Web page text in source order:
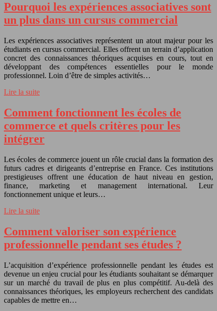
Pourquoi les expériences associatives sont
un plus dans un cursus commercial
Les expériences associatives représentent un atout majeur pour les
étudiants en cursus commercial. Elles offrent un terrain d’application
concret des connaissances théoriques acquises en cours, tout en
développant des compétences essentielles pour le monde
professionnel. Loin d’être de simples activités…
Lire la suite
Comment fonctionnent les écoles de
commerce et quels critères pour les
intégrer
Les écoles de commerce jouent un rôle crucial dans la formation des
futurs cadres et dirigeants d’entreprise en France. Ces institutions
prestigieuses offrent une éducation de haut niveau en gestion,
finance, marketing et management international. Leur
fonctionnement unique et leurs…
Lire la suite
Comment valoriser son expérience
professionnelle pendant ses études ?
L’acquisition d’expérience professionnelle pendant les études est
devenue un enjeu crucial pour les étudiants souhaitant se démarquer
sur un marché du travail de plus en plus compétitif. Au-delà des
connaissances théoriques, les employeurs recherchent des candidats
capables de mettre en…